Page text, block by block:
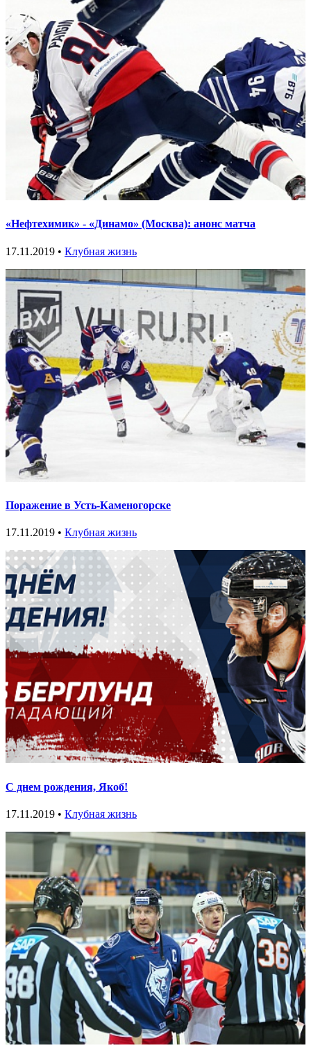
«Нефтехимик» - «Динамо» (Москва): анонс матча
17.11.2019 • Клубная жизнь
Поражение в Усть-Каменогорске
17.11.2019 • Клубная жизнь
С днем рождения, Якоб!
17.11.2019 • Клубная жизнь